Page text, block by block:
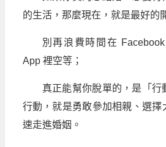
的生活，那麼現在，就是最好的
別再浪費時間在
App 裡空等；
真正能幫你脫單的，是「行
行動，就是勇敢參加相親、選擇
速走進婚姻。